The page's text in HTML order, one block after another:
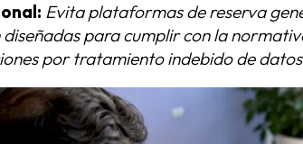
Evita plataformas de reserva
para cumplir con la
por tratamiento indebido de